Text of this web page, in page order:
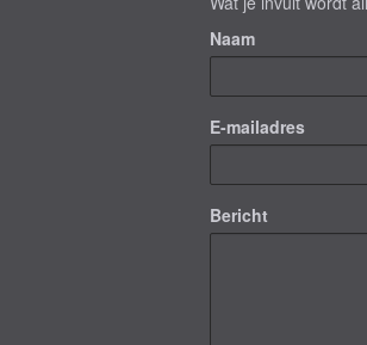
Naam
E-mailadres
Bericht